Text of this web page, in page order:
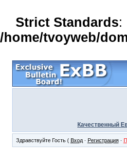
Strict Standards:
/home/tvoyweb/
Качественный
Здравствуйте Гость ( Вход· Регистрация·